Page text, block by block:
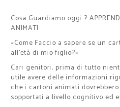
Cosa Guardiamo oggi ?
ANIMATI
«Come Faccio a sapere se un
all’età di mio figlio?»
Cari genitori, prima di tutto
utile avere delle informazioni
che i cartoni animati
sopportati a livello cognitivo ed